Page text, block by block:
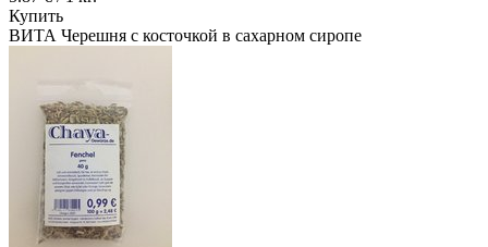
Купить
ВИТА Черешня с косточкой в ​​сахарном сиропе